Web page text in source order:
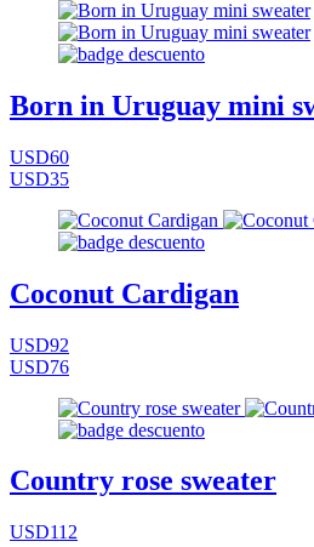
Born in Uruguay mini
USD60
USD35
Coconut Cardigan
USD92
USD76
Country rose sweater
USD112